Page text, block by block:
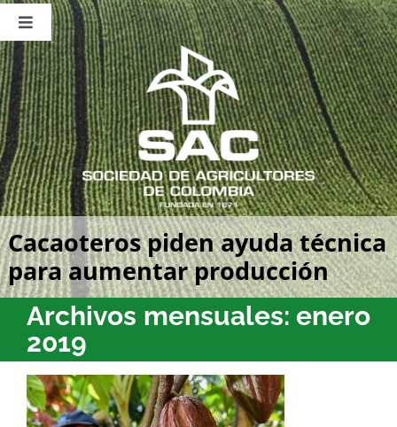
Saltar
contenido
Toggle
Navigation
Nosotros
Publicaciones
Sala de Prensa
Eventos
Cacaoteros piden ayuda técnica
para aumentar producción
Archivos mensuales: enero
2019